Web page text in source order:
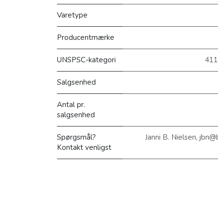
Varetype
Producentmærke
UNSPSC-kategori
Salgsenhed
Antal pr.
salgsenhed
Spørgsmål?
Kontakt venligst
Janni B. Nielsen,